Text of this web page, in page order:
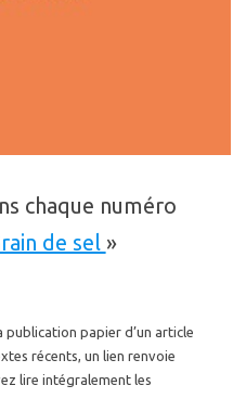
chaque numéro
de sel »
publication papier d’un article
récents, un lien renvoie
lire intégralement les